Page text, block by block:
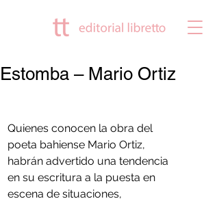
Estomba – Mario Ortiz
Quienes conocen la obra del
poeta bahiense Mario Ortiz,
habrán advertido una tendencia
en su escritura a la puesta en
escena de situaciones,